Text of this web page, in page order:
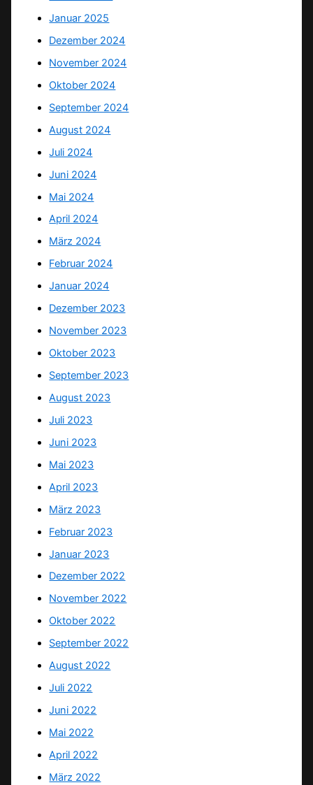
Januar 2025
Dezember 2024
November 2024
Oktober 2024
September 2024
August 2024
Juli 2024
Juni 2024
Mai 2024
April 2024
März 2024
Februar 2024
Januar 2024
Dezember 2023
November 2023
Oktober 2023
September 2023
August 2023
Juli 2023
Juni 2023
Mai 2023
April 2023
März 2023
Februar 2023
Januar 2023
Dezember 2022
November 2022
Oktober 2022
September 2022
August 2022
Juli 2022
Juni 2022
Mai 2022
April 2022
März 2022